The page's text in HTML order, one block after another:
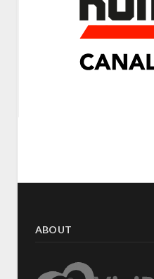
ABOUT